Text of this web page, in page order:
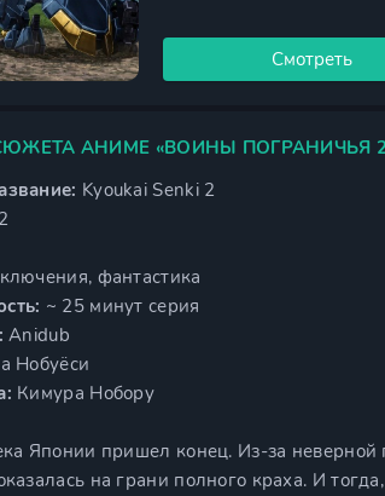
Смотреть
АНИМЕ «ВОИНЫ ПОГРАНИЧЬЯ
Kyoukai Senki 2
фантастика
~ 25 минут серия
Anidub
Нобуёси
Кимура Нобору
Японии пришел конец. Из-за неверной
на грани полного краха. И